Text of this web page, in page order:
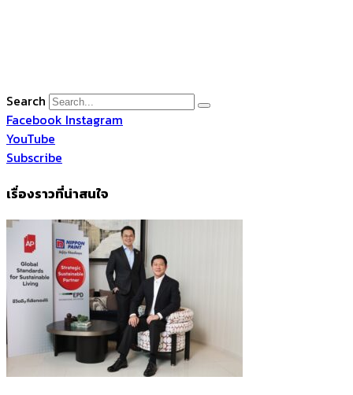
Search
Facebook Instagram
YouTube
Subscribe
เรื่องราวที่น่าสนใจ